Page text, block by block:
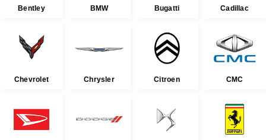
Bentley BMW Bugatti Cadillac
Chevrolet Chrysler Citroen CMC